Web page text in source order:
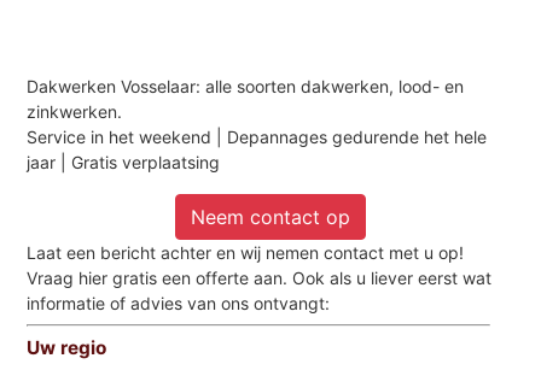
Dakwerken Vosselaar: alle soorten dakwerken, lood- en
zinkwerken.
Service in het weekend | Depannages gedurende het hele
jaar | Gratis verplaatsing
Neem contact op
Laat een bericht achter en wij nemen contact met u op!
Vraag hier gratis een offerte aan. Ook als u liever eerst wat
informatie of advies van ons ontvangt:
Uw regio